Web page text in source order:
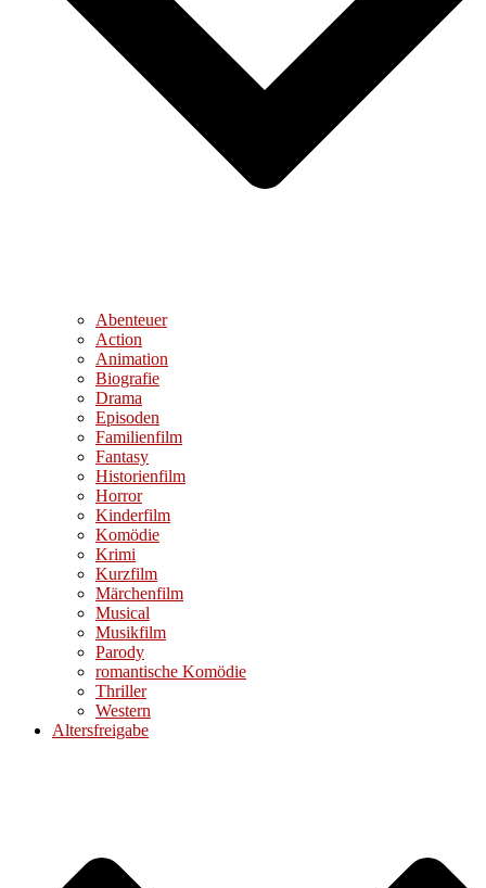
Abenteuer
Action
Animation
Biografie
Drama
Episoden
Familienfilm
Fantasy
Historienfilm
Horror
Kinderfilm
Komödie
Krimi
Kurzfilm
Märchenfilm
Musical
Musikfilm
Parody
romantische Komödie
Thriller
Western
Altersfreigabe